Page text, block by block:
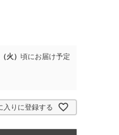
火） 頃にお届け予定
入りに登録する